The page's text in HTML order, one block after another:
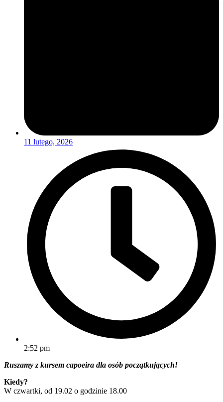
11 lutego, 2026
2:52 pm
Ruszamy z kursem capoeira dla osób początkujących!
Kiedy?
W czwartki, od 19.02 o godzinie 18.00